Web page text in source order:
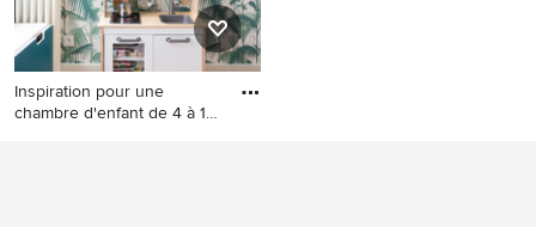
Inspiration pour une
chambre d'enfant de 4 à 10